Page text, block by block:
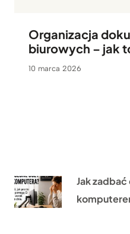
Organizacja
biurowych – jak
10 marca 2026
Jak